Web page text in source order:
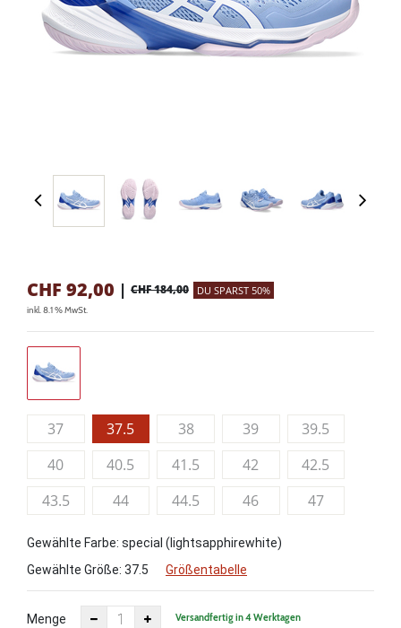
CHF 92,00 | CHF 184,00 DU SPARST 50%
inkl. 8.1 % MwSt.
37 37.5 38 39
39.5
40
40.5 41.5 42
42.5
43.5
44 44.5 46 47
Gewählte Farbe: special (lightsapphirewhite)
Gewählte Größe: 37.5 Größentabelle
Menge Versandfertig in 4 Werktagen